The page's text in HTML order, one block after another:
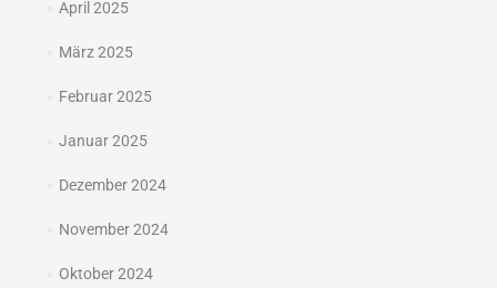
April 2025
März 2025
Februar 2025
Januar 2025
Dezember 2024
November 2024
Oktober 2024